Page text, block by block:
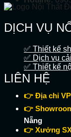
DỊCH VỤ
✅ Thiết kế
✅ Dịch vụ
✅ Thiết kế
LIÊN HỆ
👉 Địa chỉ
👉
Nẵng
👉 Xưởng